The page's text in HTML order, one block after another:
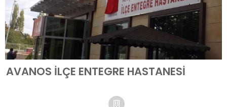
AVANOS İLÇE ENTEGRE HASTANESİ